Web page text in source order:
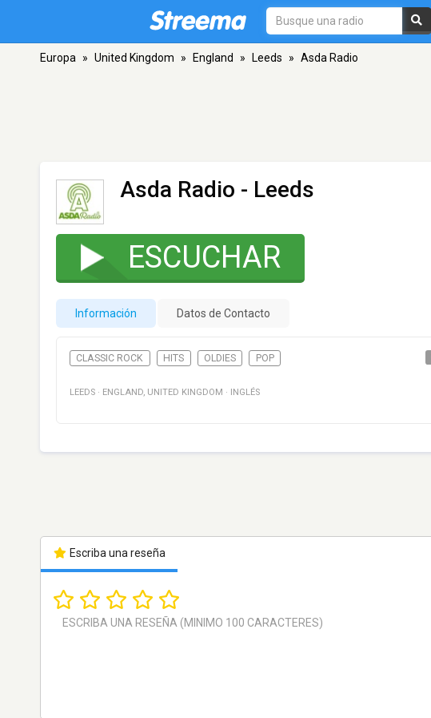
Europa » United Kingdom » England » Leeds » Asda Radio
Asda Radio - Leeds
ESCUCHAR
Información Datos de Contacto
CLASSIC ROCK HITS OLDIES POP
LEEDS · ENGLAND, UNITED KINGDOM · INGLÉS
Escriba una reseña